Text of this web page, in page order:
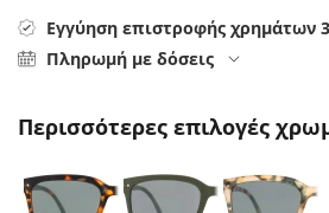
Όλες οι μάρκες
Persol
Όλα τα υγρά φακών
Εγγύηση επιστροφής χρημάτων
Πληρωμή με δόσεις
Περισσότερες επιλογές